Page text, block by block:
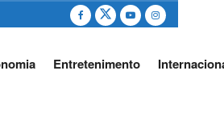
Entretenimento